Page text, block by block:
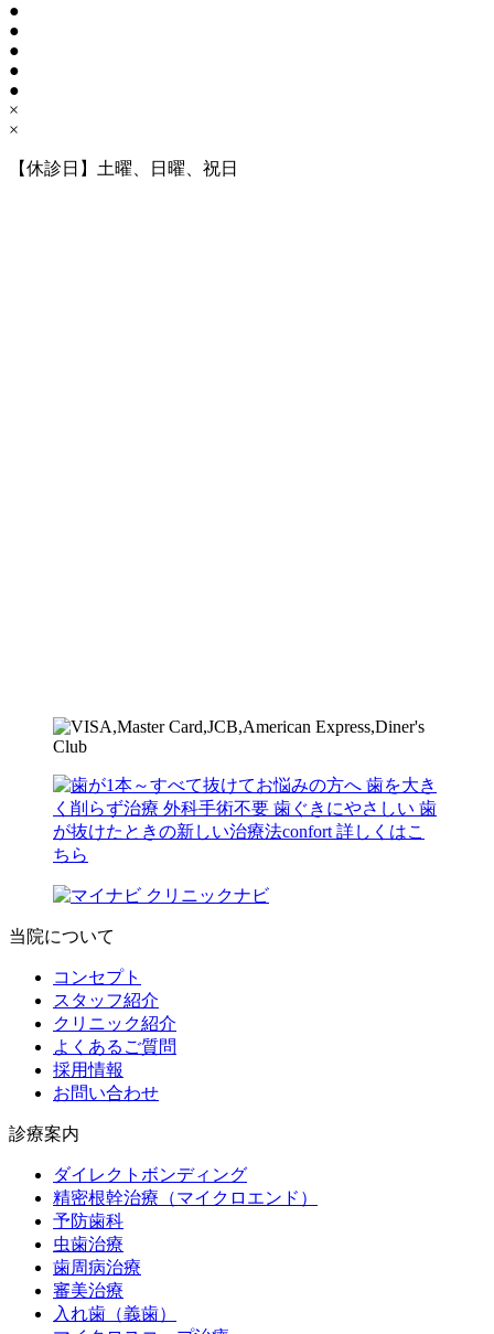
●
●
●
●
●
×
×
【休診日】土曜、日曜、祝日
当院について
コンセプト
スタッフ紹介
クリニック紹介
よくあるご質問
採用情報
お問い合わせ
診療案内
ダイレクトボンディング
精密根幹治療（マイクロエンド）
予防歯科
虫歯治療
歯周病治療
審美治療
入れ歯（義歯）